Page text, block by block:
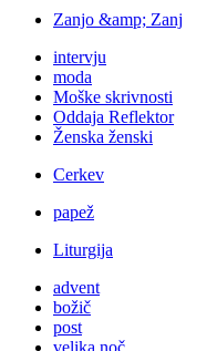
Zanjo &amp; Zanj
intervju
moda
Moške skrivnosti
Oddaja Reflektor
Ženska ženski
Cerkev
papež
Liturgija
advent
božič
post
velika noč